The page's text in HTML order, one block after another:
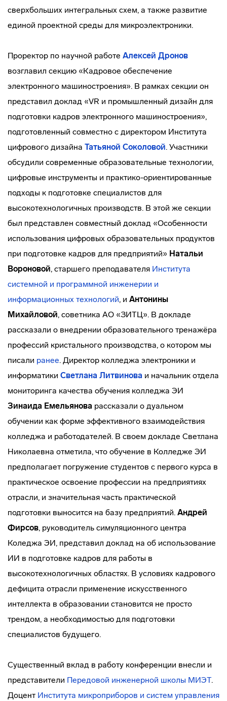
сверхбольших интегральных схем, а также развитие
единой проектной среды для микроэлектроники.
Проректор по научной работе Алексей Дронов
возглавил секцию «Кадровое обеспечение
электронного машиностроения». В рамках секции он
представил доклад «VR и промышленный дизайн для
подготовки кадров электронного машиностроения»,
подготовленный совместно с директором Института
цифрового дизайна Татьяной Соколовой. Участники
обсудили современные образовательные технологии,
цифровые инструменты и практико-ориентированные
подходы к подготовке специалистов для
высокотехнологичных производств. В этой же секции
был представлен совместный доклад «Особенности
использования цифровых образовательных продуктов
при подготовке кадров для предприятий» Натальи
Вороновой, старшего преподавателя Института
системной и программной инженерии и
информационных технологий, и Антонины
Михайловой, советника АО «ЗИТЦ». В докладе
рассказали о внедрении образовательного тренажёра
профессий кристального производства, о котором мы
писали ранее. Директор колледжа электроники и
информатики Светлана Литвинова и начальник отдела
мониторинга качества обучения колледжа ЭИ
Зинаида Емельянова рассказали о дуальном
обучении как форме эффективного взаимодействия
колледжа и работодателей. В своем докладе Светлана
Николаевна отметила, что обучение в Колледже ЭИ
предполагает погружение студентов с первого курса в
практическое освоение профессии на предприятиях
отрасли, и значительная часть практической
подготовки выносится на базу предприятий. Андрей
Фирсов, руководитель симуляционного центра
Коледжа ЭИ, представил доклад на об использование
ИИ в подготовке кадров для работы в
высокотехнологичных областях. В условиях кадрового
дефицита отрасли применение искусственного
интеллекта в образовании становится не просто
трендом, а необходимостью для подготовки
специалистов будущего.
Существенный вклад в работу конференции внесли и
представители Передовой инженерной школы МИЭТ.
Доцент Института микроприборов и систем управления